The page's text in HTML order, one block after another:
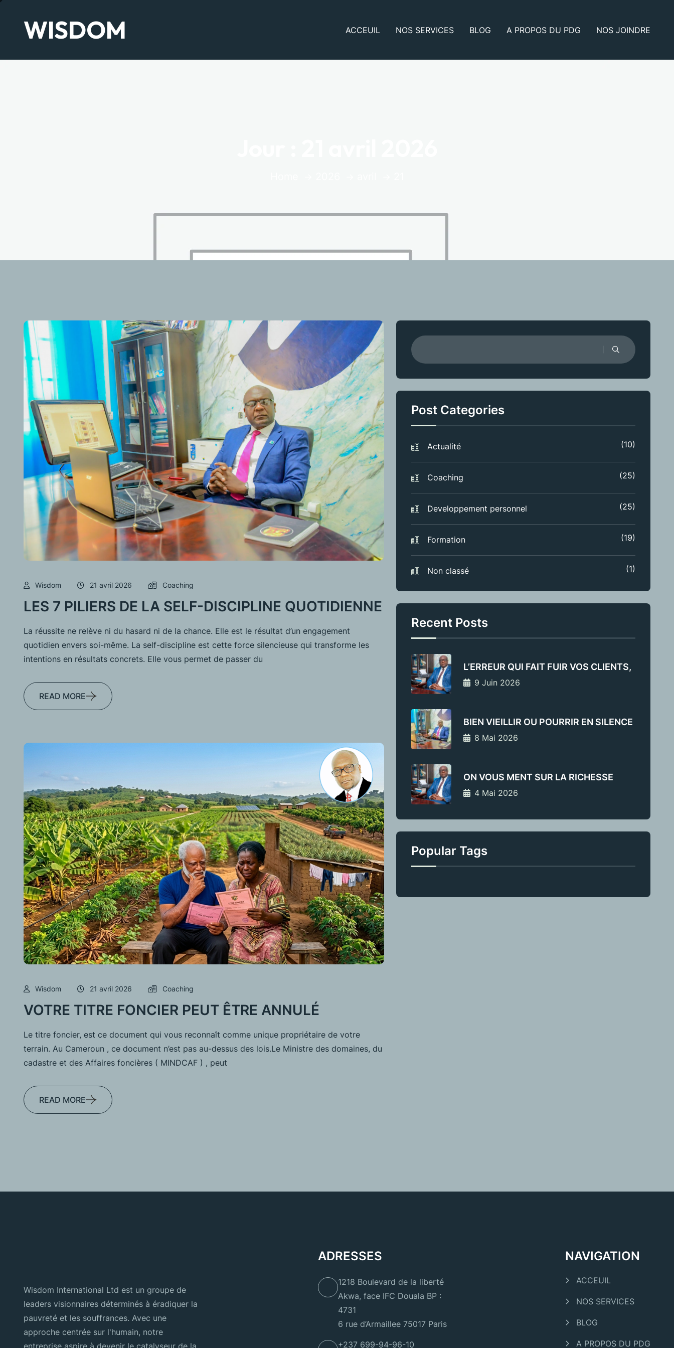
WISDOM ACCEUIL NOS SERVICES BLOG A PROPOS DU PDG NOS JOINDRE
Wisdom 21 avril 2026 Coaching
LES 7 PILIERS DE LA SELF-DISCIPLINE QUOTIDIENNE
La réussite ne relève ni du hasard ni de la chance. Elle est le résultat d’un engagement
quotidien envers soi-même. La self-discipline est cette force silencieuse qui transforme les
intentions en résultats concrets. Elle vous permet de passer du
READ MORE
Wisdom 21 avril 2026 Coaching
VOTRE TITRE FONCIER PEUT ÊTRE ANNULÉ
Le titre foncier, est ce document qui vous reconnaît comme unique propriétaire de votre
terrain. Au Cameroun , ce document n’est pas au-dessus des lois.Le Ministre des domaines, du
cadastre et des Affaires foncières ( MINDCAF ) , peut
READ MORE
Post Categories
Actualité (10)
Coaching (25)
Developpement personnel (25)
Formation (19)
Non classé (1)
Recent Posts
L’ERREUR QUI FAIT FUIR VOS CLIENTS,
9 Juin 2026
BIEN VIEILLIR OU POURRIR EN SILENCE
8 Mai 2026
ON VOUS MENT SUR LA RICHESSE
4 Mai 2026
Popular Tags
Wisdom International Ltd est un groupe de
leaders visionnaires déterminés à éradiquer la
pauvreté et les souffrances. Avec une
approche centrée sur l'humain, notre
entreprise aspire à devenir le catalyseur de la
ADRESSES
1218 Boulevard de la liberté
Akwa, face IFC Douala BP :
4731
6 rue d’Armaillee 75017 Paris
+237 699-94-96-10
NAVIGATION
ACCEUIL
NOS SERVICES
BLOG
A PROPOS DU PDG